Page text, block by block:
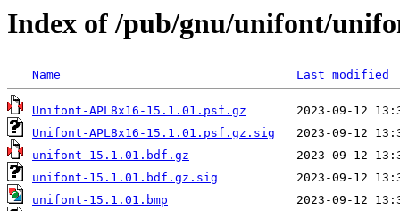
Index of /pub/gnu/unifont/
Name Last modified
Unifont-APL8x16-15.1.01.psf.gz
Unifont-APL8x16-15.1.01.psf.gz.sig
unifont-15.1.01.bdf.gz
unifont-15.1.01.bdf.gz.sig
unifont-15.1.01.bmp